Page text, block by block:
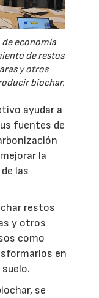
economía
de restos
y otros
biochar.
ayudar a
fuentes de
la
las
restos
y otros
como
en
se